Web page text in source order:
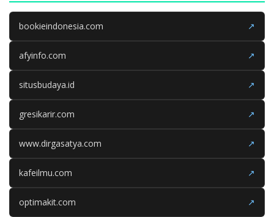
bookieindonesia.com ↗
afyinfo.com ↗
situsbudaya.id ↗
gresikarir.com ↗
www.dirgasatya.com ↗
kafeilmu.com ↗
optimakit.com ↗